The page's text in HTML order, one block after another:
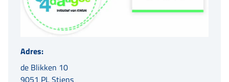
Adres:
de Blikken 10
9051 PL Stiens